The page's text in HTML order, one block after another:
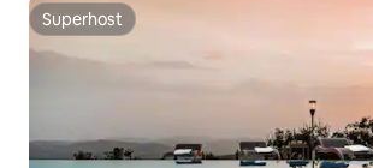
Superhost
Superhost